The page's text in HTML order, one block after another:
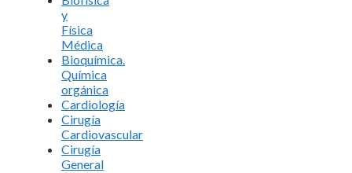
y
Física
Médica
Bioquímica.
Química
orgánica
Cardiología
Cirugía
Cardiovascular
Cirugía
General